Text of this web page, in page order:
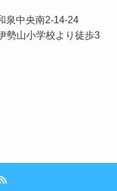
泉中央南2-14-24
勢山小学校より徒歩3